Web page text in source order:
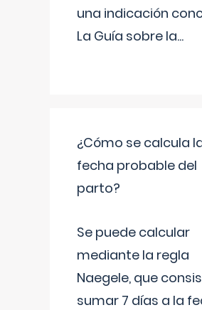
una indicación
La Guía sobre la...
¿Cómo se calcula
fecha probable del
parto?
Se puede calcular
mediante la regla
Naegele, que
sumar 7 días a la